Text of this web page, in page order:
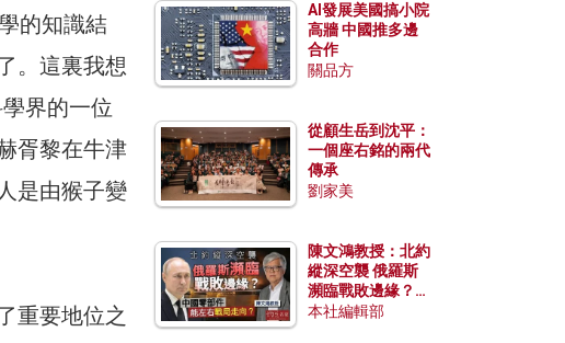
的知識結
。這裏我想
界的一位
胥黎在牛津
是由猴子變
重要地位之
AI發展美國搞小院
高牆 中國推多邊
合作
關品方
從顧生岳到沈平：
一個座右銘的兩代
傳承
劉家美
陳文鴻教授：北約
縱深空襲 俄羅斯
瀕臨戰敗邊緣？中
國零部件能左右戰
本社編輯部